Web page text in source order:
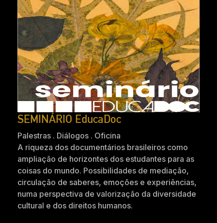
SEMINÁRIO EducaDoc
Palestras . Diálogos . Oficina
A riqueza dos documentários brasileiros como
ampliação de horizontes dos estudantes para as
coisas do mundo. Possibilidades de mediação,
circulação de saberes, emoções e experiências,
numa perspectiva de valorização da diversidade
cultural e dos direitos humanos.